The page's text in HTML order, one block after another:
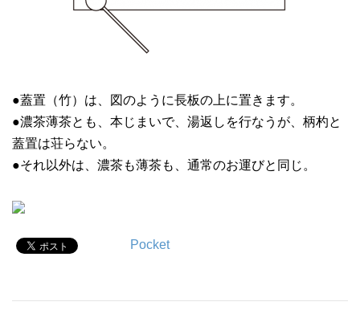
●蓋置（竹）は、図のように長板の上に置きます。
●濃茶薄茶とも、本じまいで、湯返しを行なうが、柄杓と
蓋置は荘らない。
●それ以外は、濃茶も薄茶も、通常のお運びと同じ。
Pocket